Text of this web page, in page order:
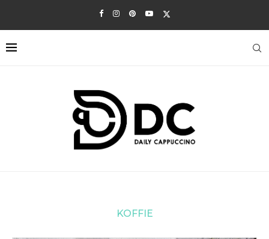
KOFFIE